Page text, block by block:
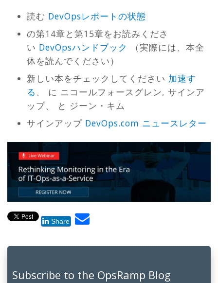
読む DevOpsレポートの状態
の第14章と第15章をお読みくださ
い DevOpsハンドブック
（実際には、本全
体を読んでください）
新しい本をチェックしてください 加速す
る 、 に ニコールフォースグレン, サインア
ップ、 と ジーン・キム
サインアップ DevOps.com ニュースレター
Share
Subscribe to the OpsRamp Blog